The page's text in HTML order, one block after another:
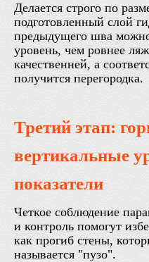
Делается строго по
подготовленный слой
предыдущего шва
уровень, чем ровнее
качественней, а
получится перегородка.
Третий этап:
вертикальные
показатели
Четкое соблюдение
и контроль помогут
как прогиб стены,
называется "пузо".